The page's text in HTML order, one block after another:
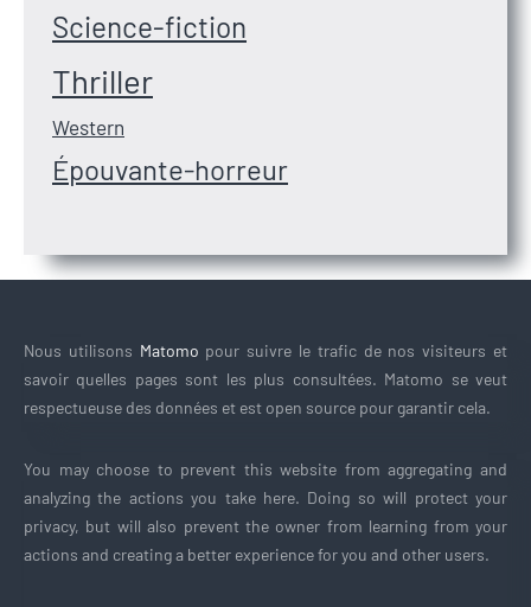
Science-fiction
Thriller
Western
Épouvante-horreur
Nous utilisons Matomo pour suivre le trafic de nos visiteurs et
savoir quelles pages sont les plus consultées. Matomo se veut
respectueuse des données et est open source pour garantir cela.
You may choose to prevent this website from aggregating and
analyzing the actions you take here. Doing so will protect your
privacy, but will also prevent the owner from learning from your
actions and creating a better experience for you and other users.